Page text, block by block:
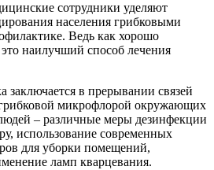
сотрудники уделяют
населения грибковыми
Ведь как хорошо
наилучший способ лечения
заключается в прерывании связей
микрофлорой окружающих
– различные меры дезинфекции
использование современных
для уборки помещений,
ламп кварцевания.